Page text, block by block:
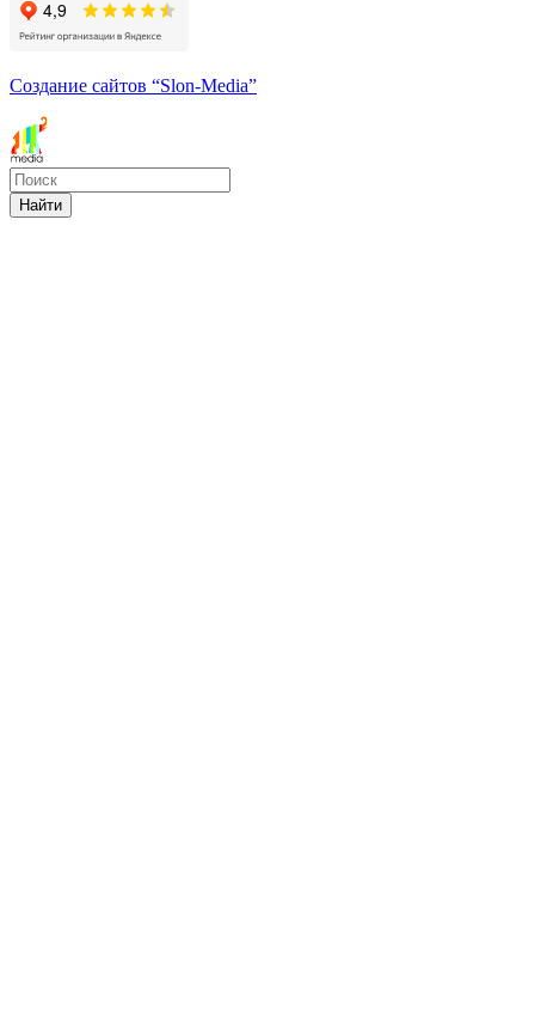
Создание сайтов “Slon-Media”
Найти